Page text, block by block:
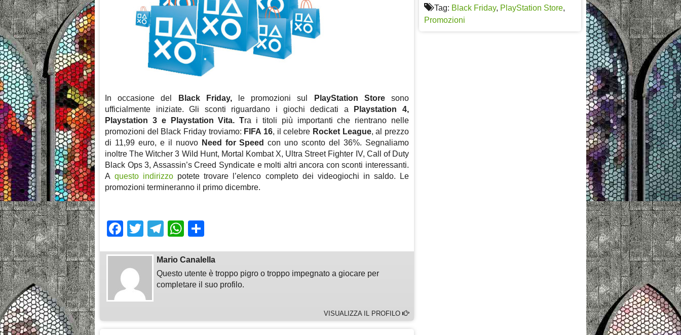
Tag: Black Friday, PlayStation Store,
Promozioni
In occasione del Black Friday, le promozioni sul PlayStation Storesono
ufficialmente iniziate. Gli sconti riguardano i giochi dedicati a
Playstation 4,
Playstation 3 e Playstation Vita. Tra i titoli più importanti che rientrano nelle
promozioni del Black Friday troviamo: FIFA 16, il celebre Rocket League, al prezzo
di 11,99 euro, e il nuovo Need for Speed con uno sconto del 36%. Segnaliamo
inoltre The Witcher 3 Wild Hunt, Mortal Kombat X, Ultra Street Fighter IV, Call of Duty
Black Ops 3, Assassin’s Creed Syndicate e molti altri ancora con sconti interessanti.
Aquesto indirizzo potete trovare l’elenco completo dei videogiochi in saldo. Le
promozioni termineranno il primo dicembre.
Facebook
TwitterTelegram
WhatsApp
Mario Canalella
Questo utente è troppo pigro o troppo impegnato a giocare per
completare il suo profilo.
VISUALIZZA IL PROFILO